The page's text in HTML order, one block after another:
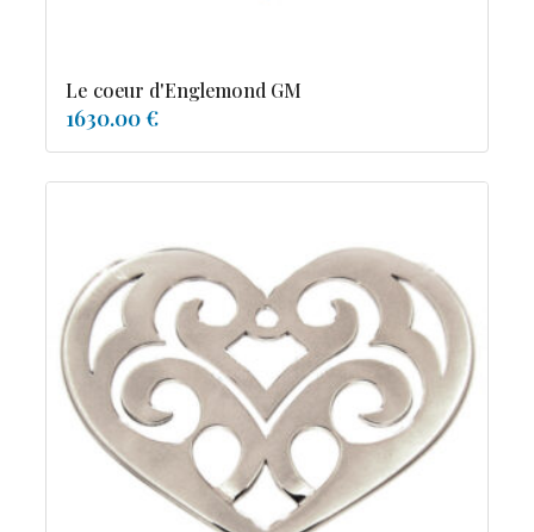
Le coeur d'Englemond GM
1630.00 €